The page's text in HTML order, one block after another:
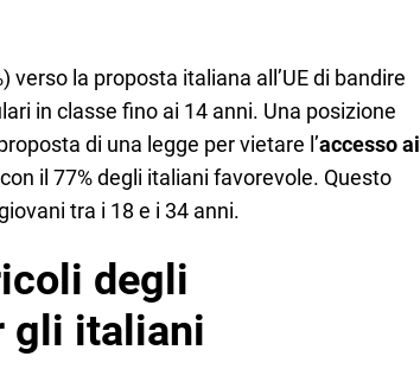
verso la proposta italiana all’UE di bandire
in classe fino ai 14 anni. Una posizione
di una legge per vietare l’accesso ai
il 77% degli italiani favorevole. Questo
tra i 18 e i 34 anni.
degli
gli italiani